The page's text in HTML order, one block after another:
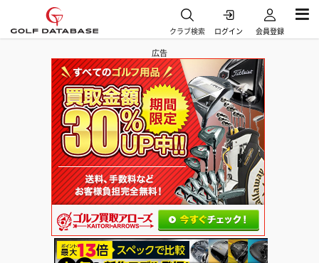
クラブ検索 ログイン 会員登録
広告